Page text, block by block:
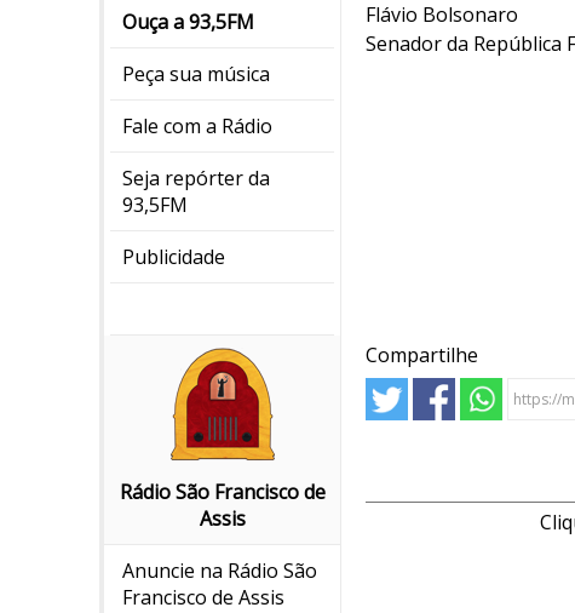
Ouça a 93,5FM
Peça sua música
Fale com a Rádio
Seja repórter da
93,5FM
Publicidade
Rádio São Francisco de
Assis
Anuncie na Rádio São
Francisco de Assis
Flávio Bolsonaro
Senador da República
Compartilhe